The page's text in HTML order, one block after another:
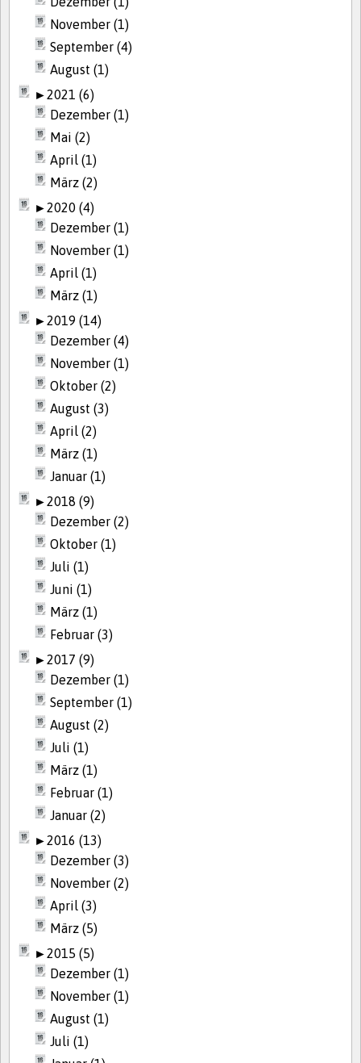
November (1)
September (4)
August (1)
►2021 (6)
Dezember (1)
Mai (2)
April (1)
März (2)
►2020 (4)
Dezember (1)
November (1)
April (1)
März (1)
►2019 (14)
Dezember (4)
November (1)
Oktober (2)
August (3)
April (2)
März (1)
Januar (1)
►2018 (9)
Dezember (2)
Oktober (1)
Juli (1)
Juni (1)
März (1)
Februar (3)
►2017 (9)
Dezember (1)
September (1)
August (2)
Juli (1)
März (1)
Februar (1)
Januar (2)
►2016 (13)
Dezember (3)
November (2)
April (3)
März (5)
►2015 (5)
Dezember (1)
November (1)
August (1)
Juli (1)